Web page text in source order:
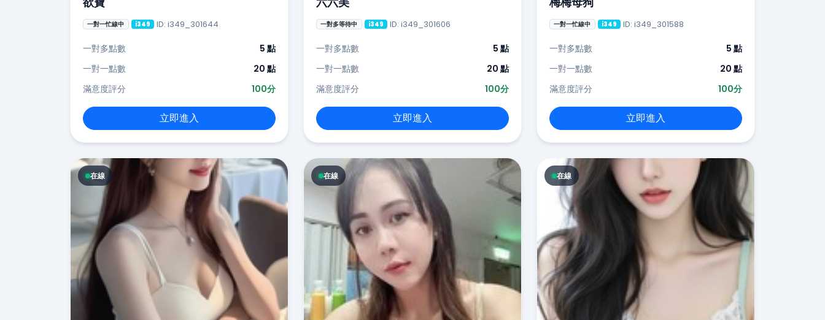
一對一忙線中 i349 ID: i349_301644
一對多點數
5 點
一對一點數
20 點
滿意度評分
100分
立即進入
一對多等待中 i349 ID: i349_301606
一對多點數
5 點
一對一點數
20 點
滿意度評分
100分
立即進入
一對一忙線中 i349 ID: i349_301588
一對多點數
5 點
一對一點數
20 點
滿意度評分
100分
立即進入
在線 在線 在線